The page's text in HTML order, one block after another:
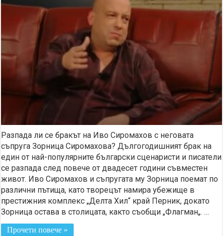
Разпада ли се бракът на Иво Сиромахов с неговата
съпруга Зорница Сиромахова? Дългогодишният брак на
един от най-популярните български сценаристи и писатели
се разпада след повече от двадесет години съвместен
живот. Иво Сиромахов и съпругата му Зорница поемат по
различни пътища, като творецът намира убежище в
престижния комплекс „Делта Хил“ край Перник, докато
Зорница остава в столицата, както съобщи „Флагман„. …
Прочети повече »